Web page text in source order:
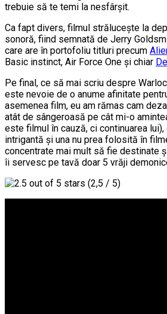
trebuie să te temi la nesfârșit.
Ca fapt divers, filmul strălucește la
sonoră, fiind semnată de Jerry
care are în portofoliu titluri precum
Basic instinct, Air Force One și chiar
Pe final, ce să mai scriu despre
este nevoie de o anume afinitate
asemenea film, eu am rămas cam
atât de sângeroasă pe cât mi-o
este filmul în cauză, ci continuarea
intrigantă și una nu prea folosită în
concentrate mai mult să fie destinate
îi servesc pe tavă doar 5 vrăji
(2,5 / 5)